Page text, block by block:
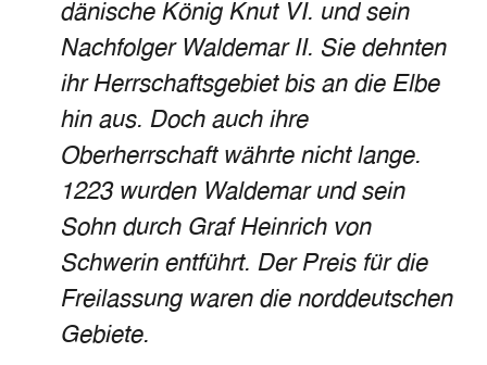
dänische König Knut VI. und sein
Nachfolger Waldemar II. Sie dehnten
ihr Herrschaftsgebiet bis an die Elbe
hin aus. Doch auch ihre
Oberherrschaft währte nicht lange.
1223 wurden Waldemar und sein
Sohn durch Graf Heinrich von
Schwerin entführt. Der Preis für die
Freilassung waren die norddeutschen
Gebiete.